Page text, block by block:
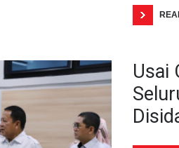
Usai